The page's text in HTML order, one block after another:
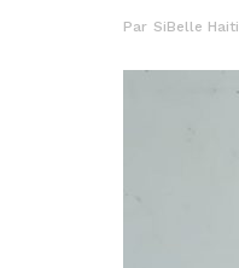
Par SiBelle Haiti